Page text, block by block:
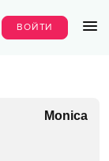
ВОЙТИ
Monica